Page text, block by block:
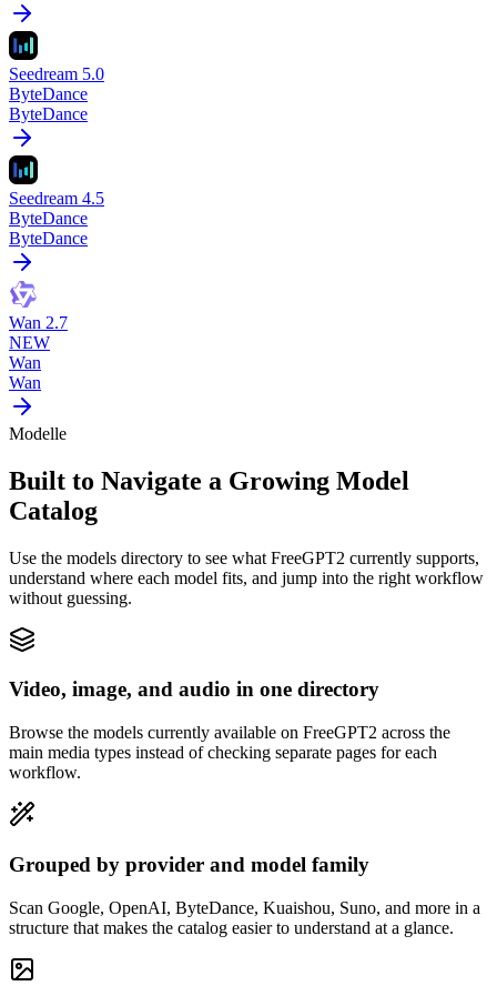
Seedream 5.0
ByteDance
ByteDance
Seedream 4.5
ByteDance
ByteDance
Wan 2.7
NEW
Wan
Wan
Modelle
Built to Navigate a Growing Model
Catalog
Use the models directory to see what FreeGPT2 currently supports,
understand where each model fits, and jump into the right workflow
without guessing.
Video, image, and audio in one directory
Browse the models currently available on FreeGPT2 across the
main media types instead of checking separate pages for each
workflow.
Grouped by provider and model family
Scan Google, OpenAI, ByteDance, Kuaishou, Suno, and more in a
structure that makes the catalog easier to understand at a glance.